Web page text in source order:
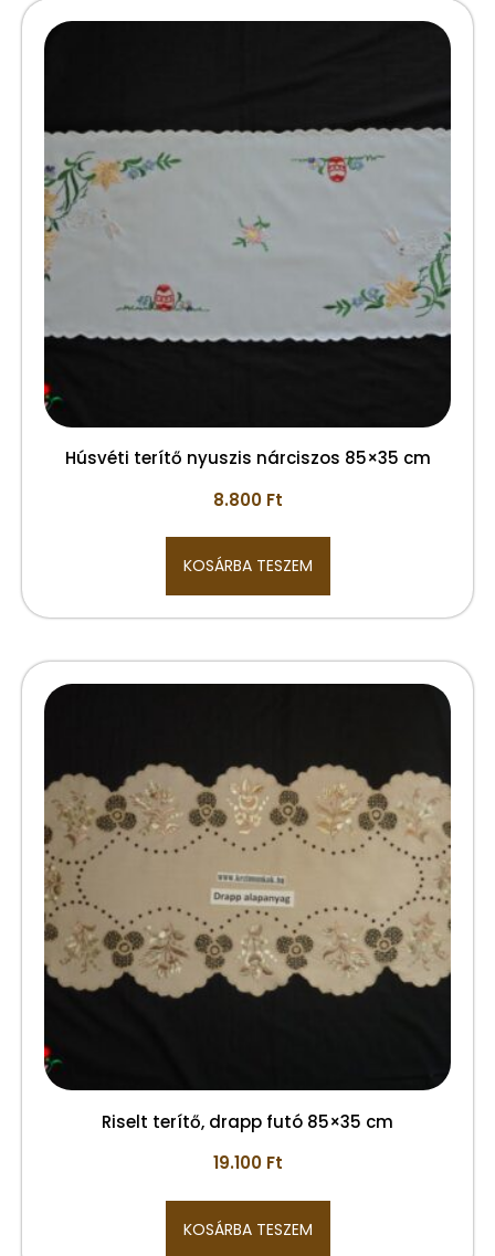
Húsvéti terítő nyuszis nárciszos 85×35 cm
8.800 Ft
KOSÁRBA TESZEM
Riselt terítő, drapp futó 85×35 cm
19.100 Ft
KOSÁRBA TESZEM